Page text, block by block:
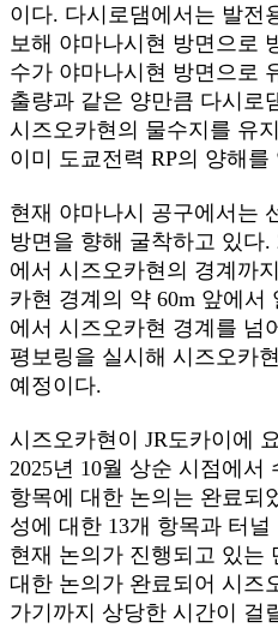
이다. 다시로댐에서는 발전
보해 야마나시현 방면으로
수가 야마나시현 방면으로
출량과 같은 양만큼 다시로
시즈오카현의 물수지를 유
이미 도쿄전력 RP의 양해를
현재 야마나시 공구에서는
방면을 향해 굴착하고 있다.
에서 시즈오카현의 경계까
카현 경계의 약 60m 앞에서
에서 시즈오카현 경계를 넘
평보링을 실시해 시즈오카
예정이다.
시즈오카현이 JR도카이에
2025년 10월 상순 시점에서
항목에 대한 논의는 완료되
성에 대한 13개 항목과 터
현재 논의가 진행되고 있는
대한 논의가 완료되어 시즈
가기까지 상당한 시간이 걸